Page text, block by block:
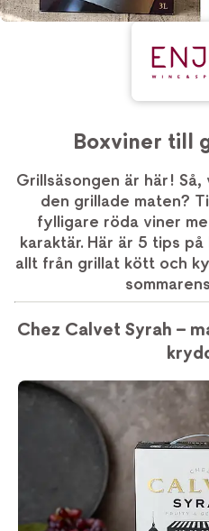
Boxviner till
Grillsäsongen är här!
den grillade maten?
fylligare röda viner
karaktär. Här är 5 tips
allt från grillat kött och
Chez Calvet Syrah –